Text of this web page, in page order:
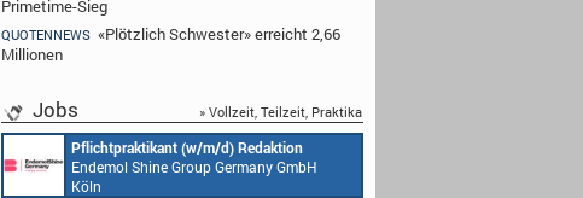
Primetime-Sieg
QUOTENNEWS «Plötzlich Schwester» erreicht 2,66
Millionen
Jobs » Vollzeit, Teilzeit, Praktika
Pflichtpraktikant (w/m/d) Redaktion
Endemol Shine Group Germany GmbH
Köln